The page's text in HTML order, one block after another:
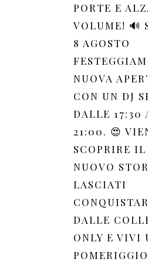
PORTE E
VOLUME! 🔊
8 AGOSTO
NUOVA
CON UN DJ
DALLE 17:30
21:00. 😍
SCOPRIRE IL
NUOVO
LASCIATI
DALLE
ONLY E VIVI